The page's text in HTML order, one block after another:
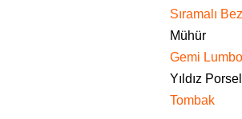
Sıramalı Bez
Mühür
Gemi
Yıldız
Tombak